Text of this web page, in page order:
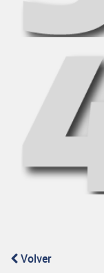
Volver